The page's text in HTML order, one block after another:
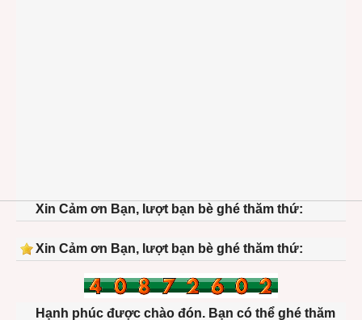
Xin Cảm ơn Bạn, lượt bạn bè ghé thăm thứ:
Xin Cảm ơn Bạn, lượt bạn bè ghé thăm thứ:
Hạnh phúc được chào đón. Bạn có thể ghé thăm